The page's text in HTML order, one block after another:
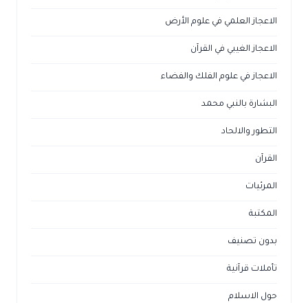
الاعجاز العلمي في علوم الأرض
الاعجاز الغيبي في القرآن
الاعجاز في علوم الفلك والفضاء
البشارة بالنبي محمد
التطور والالحاد
القرآن
المرئيات
المكتبة
بدون تصنيف
تأملات قرآنية
حول الاسلام